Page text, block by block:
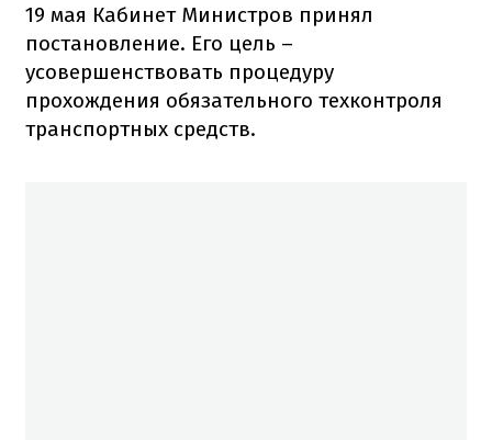
19 мая Кабинет Министров принял
постановление. Его цель –
усовершенствовать процедуру
прохождения обязательного техконтроля
транспортных средств.